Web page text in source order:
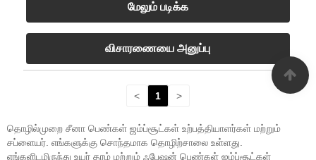
மேலும் படிக்க
விசாரணையை அனுப்பு
< 1 >
தொழில்முறை சீனா பெண்கள் ஜம்ப்சூட்கள் உற்பத்தியாளர்கள் மற்றும்
சப்ளையர். எங்களுக்கு சொந்தமாக தொழிற்சாலை உள்ளது.
எங்களிடமிருந்து உயர் தரம் மற்றும் ஃபேஷன் பெண்கள் ஜம்ப்சூட்கள்